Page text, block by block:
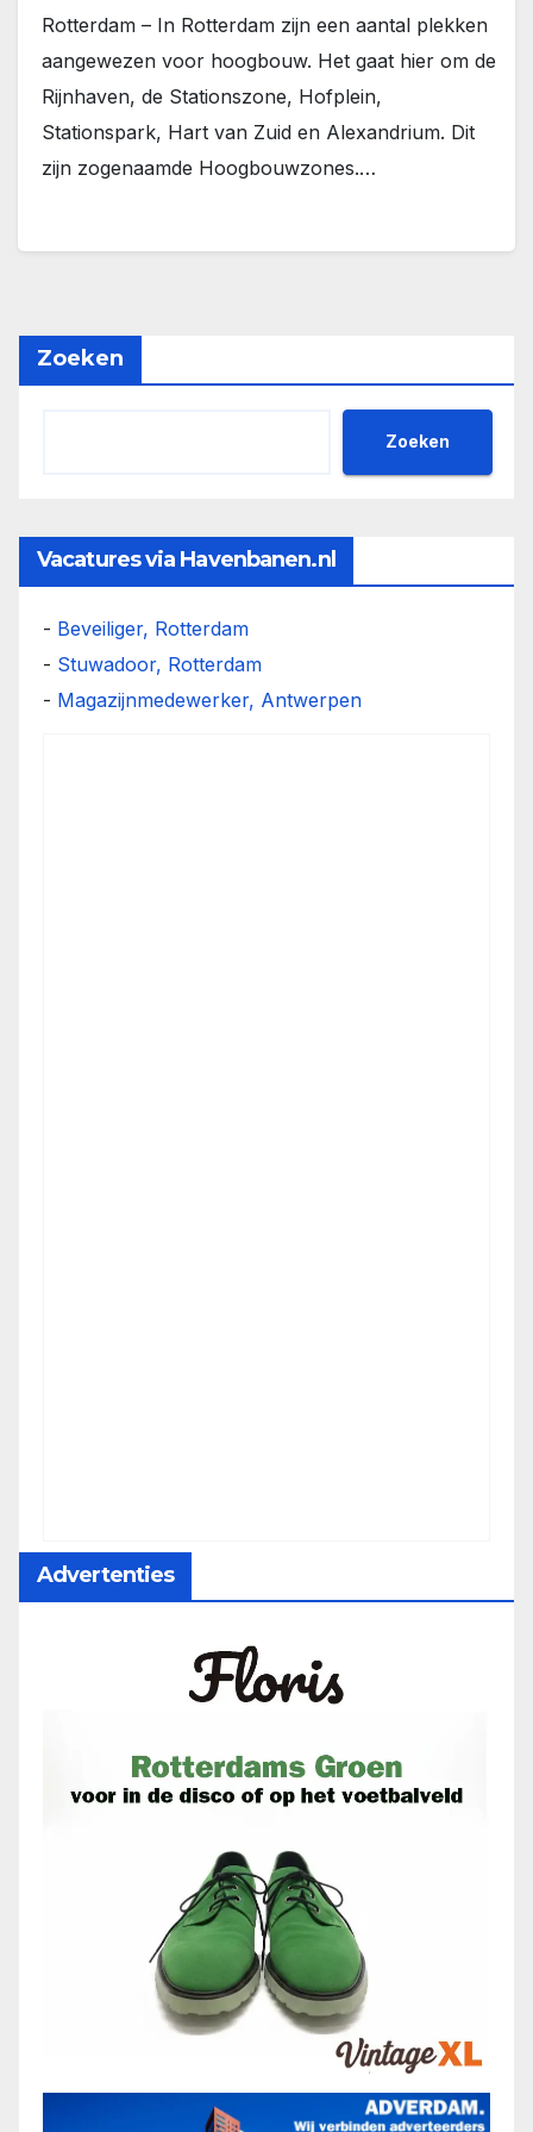
Rotterdam – In Rotterdam zijn een aantal plekken
aangewezen voor hoogbouw. Het gaat hier om de
Rijnhaven, de Stationszone, Hofplein,
Stationspark, Hart van Zuid en Alexandrium. Dit
zijn zogenaamde Hoogbouwzones.…
Zoeken
Zoeken
Vacatures via Havenbanen.nl
- Beveiliger, Rotterdam
- Stuwadoor, Rotterdam
- Magazijnmedewerker, Antwerpen
Advertenties